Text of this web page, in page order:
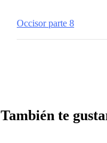
Occisor parte 8
También te